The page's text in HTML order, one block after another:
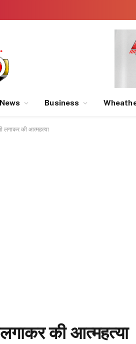
Business
लगाकर की आत्महत्या
की आत्महत्या